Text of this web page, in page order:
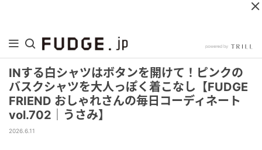
INする白シャツはボタンを開けて！ピンクの
バスクシャツを大人っぽく着こなし【FUDGE
FRIEND おしゃれさんの毎日コーディネート
vol.702｜うさみ】
2026.6.11